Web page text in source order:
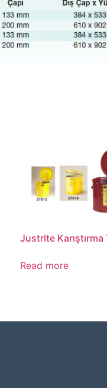
Justrite Karıştırma
Read more